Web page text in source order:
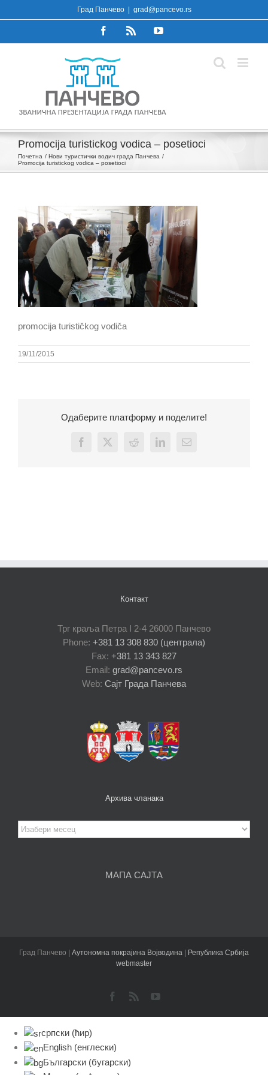
to
Град Панчево grad@pancevo.rs
FacebookRss YouTube
Promocija turistickog vodica – posetioci
Почетна
Нови туристички водич града Панчева
Promocija turistickog vodica – posetioci
promocija turističkog vodiča
19/11/2015
Одаберите платформу и поделите!
Facebook
X Reddit LinkedInEmail
Контакт
Трг краља Петра I 2-4 26000 Панчево
Phone: +381 13 308 830 (централа)
Fax: +381 13 343 827
Email: grad@pancevo.rs
Web: Сајт Града Панчева
Архива чланака
Архива
чланака
МАПА САЈТА
Град Панчево | Аутономна покрајина Војводина | Република Србија
webmaster
Facebook
Rss YouTube
српски (ћир)
English (енглески)
Български (бугарски)